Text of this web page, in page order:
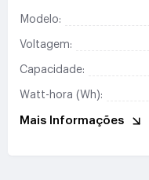
Modelo:
Voltagem:
Capacidade:
Watt-hora (Wh):
Mais Informações